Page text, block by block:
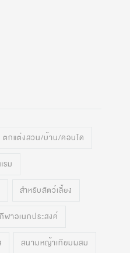
ตกแต่งสวน/บ้าน/คอนโด
รม
สำหรับสัตว์เลี้ยง
าอเนกประสงค์
สนามหญ้าเทียมผสม